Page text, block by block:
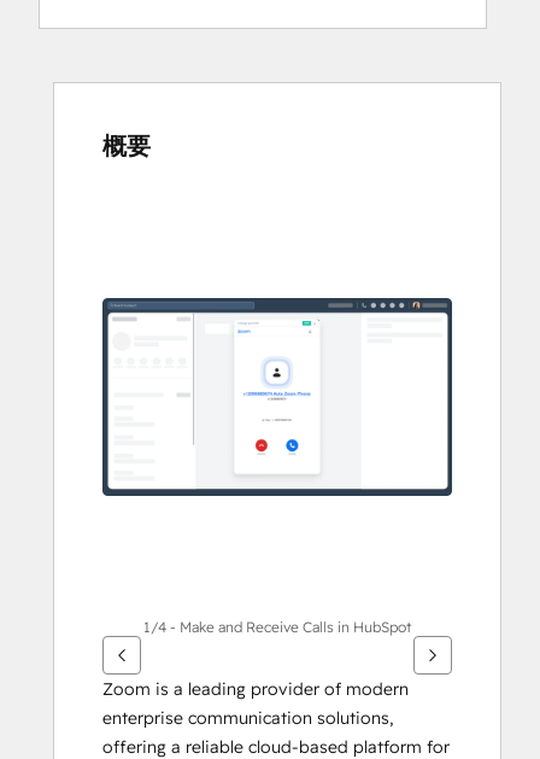
概要
を
は
用
し
ま
1/4 - Make and Receive Calls in HubSpot
Zoom is a leading provider of modern
enterprise communication solutions,
offering a reliable cloud-based platform for